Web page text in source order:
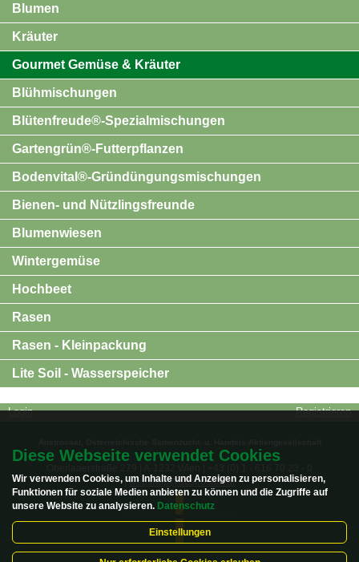
Blumen
Kräuter
Gourmet Gemüse & Kräuter
Blühmischungen
Blütenfreude®-Spezialmischungen
Gartengrün®-Futterpflanzen
Bodenvital®-Gründüngungsmischungen
Bienen- und Nützlingsfreunde
Blumenwiesen
Wintergemüse
Hochbeet
Rasen
Rasen - Kleinpackung
Lite Soil - Wasserspeicher
Login Registrieren
|webshop@austrosaat.at
Diese Webseite verwendet Cookies
Wir verwenden Cookies, um Inhalte und Anzeigen zu personalisieren,
Funktionen für soziale Medien anbieten zu können und die Zugriffe auf
unsere Website zu analysieren. Datenschutz
Einstellungen